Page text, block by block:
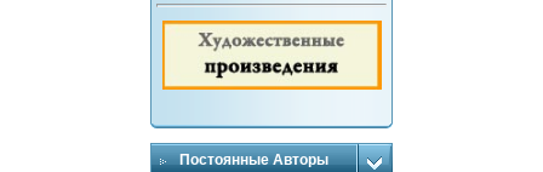
Постоянные Авторы